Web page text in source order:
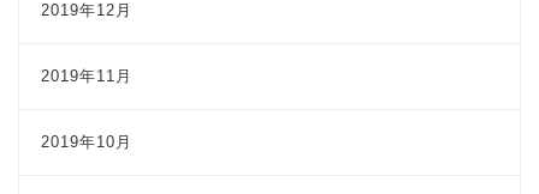
2019年12月
2019年11月
2019年10月